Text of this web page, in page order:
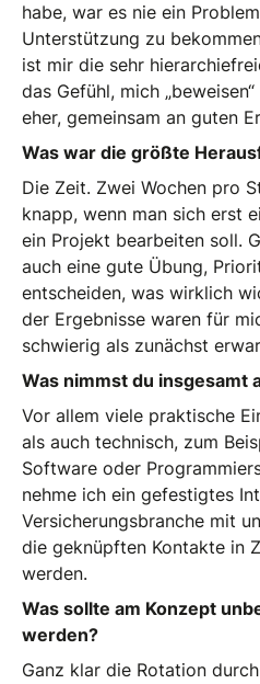
habe, war es nie ein
Unterstützung zu
ist mir die sehr
das Gefühl, mich
eher, gemeinsam an guten
Was war die größte
Die Zeit. Zwei Wochen pro
knapp, wenn man sich erst
ein Projekt bearbeiten soll.
auch eine gute Übung,
entscheiden, was wirklich
der Ergebnisse waren für
schwierig als zunächst
Was nimmst du insgesamt
Vor allem viele praktische
als auch technisch, zum
Software oder
nehme ich ein gefestigtes
Versicherungsbranche mit
die geknüpften Kontakte in
werden.
Was sollte am Konzept
werden?
Ganz klar die Rotation